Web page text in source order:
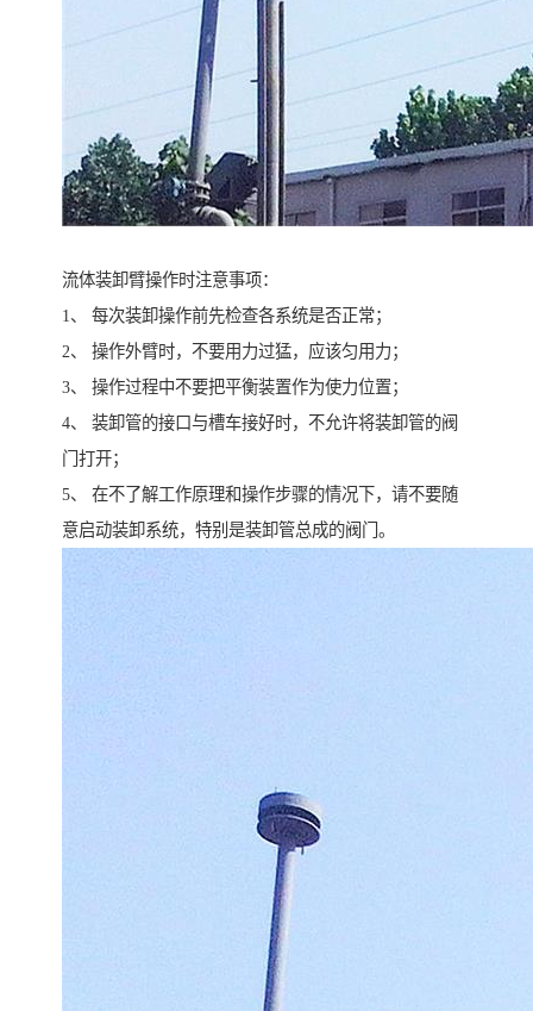
流体装卸臂操作时注意事项：
1、 每次装卸操作前先检查各系统是否正常；
2、 操作外臂时，不要用力过猛，应该匀用力；
3、 操作过程中不要把平衡装置作为使力位置；
4、 装卸管的接口与槽车接好时，不允许将装卸管的阀
门打开；
5、 在不了解工作原理和操作步骤的情况下，请不要随
意启动装卸系统，特别是装卸管总成的阀门。